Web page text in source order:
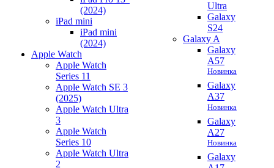
(2024)
iPad mini
iPad mini
(2024)
Apple Watch
Apple Watch
Series 11
Apple Watch SE 3
(2025)
Apple Watch Ultra
3
Apple Watch
Series 10
Apple Watch Ultra
2
Ultra
Galaxy
S24
Galaxy A
Galaxy
A57
Новинка
Galaxy
A37
Новинка
Galaxy
A27
Новинка
Galaxy